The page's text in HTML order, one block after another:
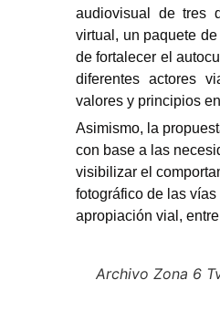
audiovisual de tres
virtual, un paquete
de fortalecer el
diferentes actores
valores y principios
Asimismo, la
con base a las
visibilizar el
fotográfico de las
apropiación vial,
Archivo Zona 6